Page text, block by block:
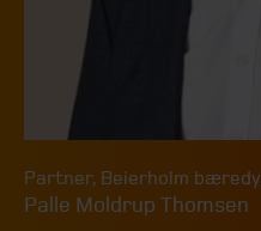
Partner, Beierholm
Palle Moldrup Thomsen